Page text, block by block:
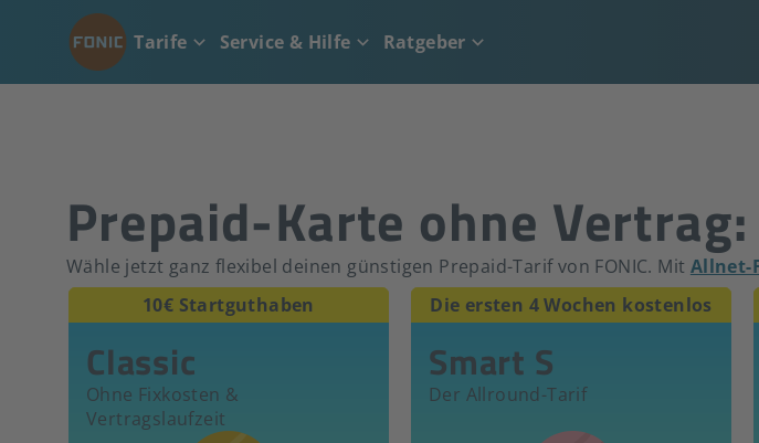
Tarife Service & Hilfe Ratgeber
Prepaid-Karte ohne
Wähle jetzt ganz flexibel deinen günstigen Prepaid-Tarif von FONIC. Mit Allnet-
10€ Startguthaben
Classic
Ohne Fixkosten &
Vertragslaufzeit
Die ersten 4 Wochen kostenlos
Smart S
Der Allround-Tarif